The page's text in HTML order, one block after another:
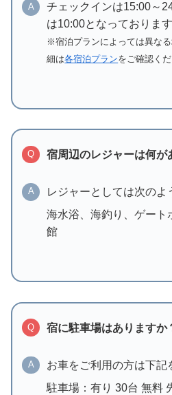
A
チェックインは15:00～
は10:00となっております
※宿泊プランによっては異な
細は各宿泊プランをご確認くだ
Q 宿周辺のレジャーは何が
A
レジャーとしては次のよ
海水浴、海釣り、ゲート
館
Q 宿に駐車場はありますか
A
お車をご利用の方は下記
駐車場：有り 30台 無料